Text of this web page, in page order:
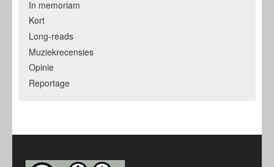
In memoriam
Kort
Long-reads
Muziekrecensies
Opinie
Reportage